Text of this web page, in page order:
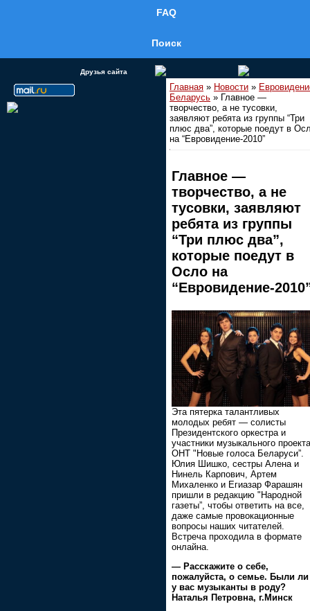
FAQ
Поиск
Друзья сайта
Главная » Новости »
Беларусь » Главное —
творчество, а не тусовки,
заявляют ребята из группы “Три
плюс два”, которые поедут в
на “Евровидение-2010”
Главное —
творчество, а не
тусовки, заявляют
ребята из группы
“Три плюс два”,
которые поедут в
Осло на
“Евровидение-
Эта пятерка талантливых
молодых ребят — солисты
Президентского оркестра и
участники музыкального проекта
ОНТ "Новые голоса Беларуси”.
Юлия Шишко, сестры Алена и
Нинель Карпович, Артем
Михаленко и Егиазар Фарашян
пришли в редакцию "Народной
газеты”, чтобы ответить на все,
даже самые провокационные
вопросы наших читателей.
Встреча проходила в формате
онлайна.
— Расскажите о себе,
пожалуйста, о семье. Были ли
у вас музыканты в роду?
Наталья Петровна, г.Минск